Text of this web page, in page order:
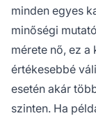
minden egyes
minőségi
mérete nő, ez
értékesebbé
esetén akár
szinten. Ha